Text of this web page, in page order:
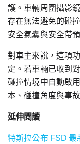
護。車輛周圍攝影
存在無法避免的碰
安全氣囊與安全帶
對車主來說，這項
定。若車輛已收到
碰撞情境中自動啟
本、碰撞角度與事
延伸閱讀
特斯拉公布 FSD 最